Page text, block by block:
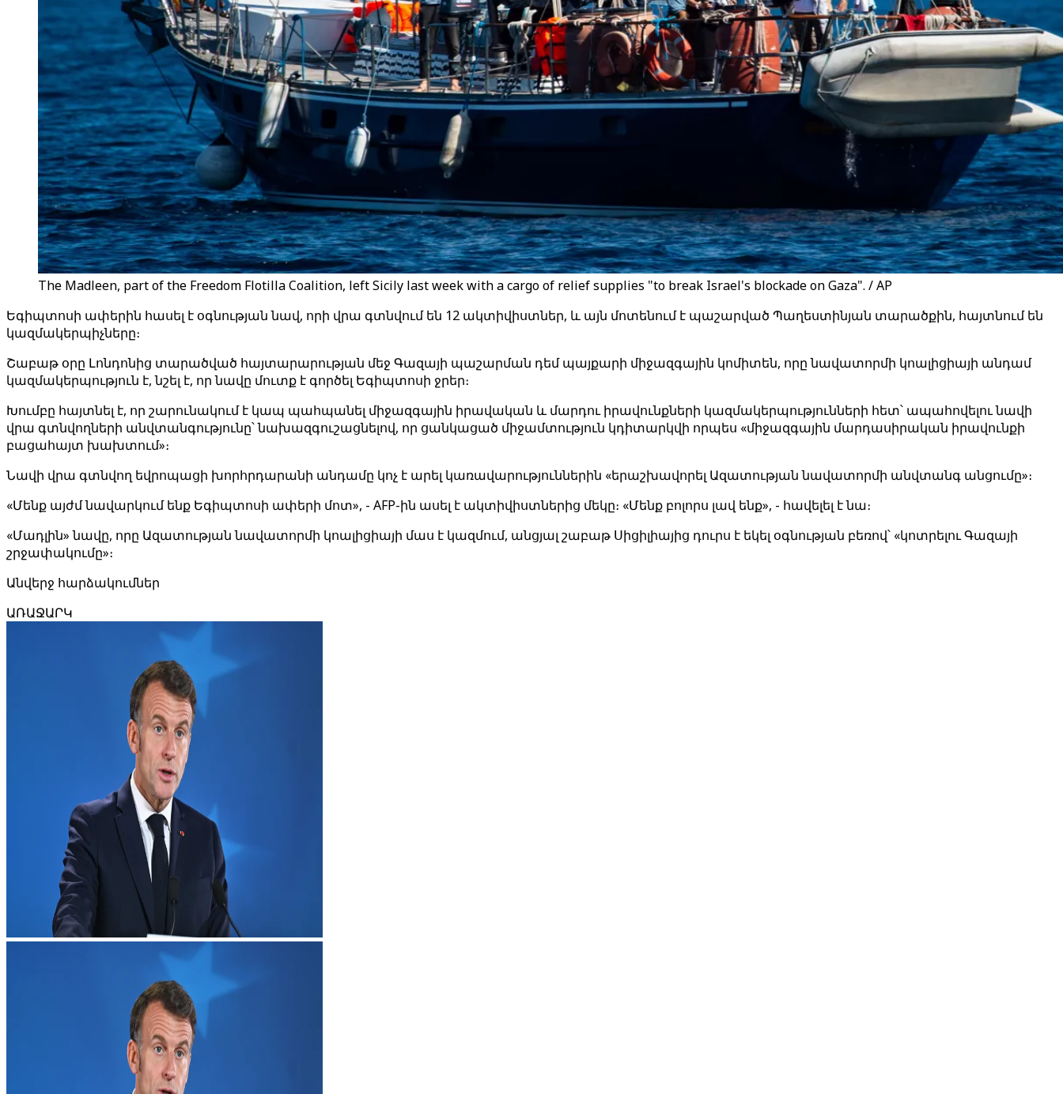
The Madleen, part of the Freedom Flotilla Coalition, left Sicily last week with a cargo of relief supplies "to break Israel's blockade on Gaza". / AP
Եգիպտոսի ափերին հասել է օգնության նավ, որի վրա գտնվում են 12 ակտիվիստներ, և այն մոտենում է պաշարված Պաղեստինյան տարածքին, հայտնում են
կազմակերպիչները։
Շաբաթ օրը Լոնդոնից տարածված հայտարարության մեջ Գազայի պաշարման դեմ պայքարի միջազգային կոմիտեն, որը նավատորմի կոալիցիայի անդամ
կազմակերպություն է, նշել է, որ նավը մուտք է գործել Եգիպտոսի ջրեր։
Խումբը հայտնել է, որ շարունակում է կապ պահպանել միջազգային իրավական և մարդու իրավունքների կազմակերպությունների հետ՝ ապահովելու նավի
վրա գտնվողների անվտանգությունը՝ նախազգուշացնելով, որ ցանկացած միջամտություն կդիտարկվի որպես «միջազգային մարդասիրական իրավունքի
բացահայտ խախտում»։
Նավի վրա գտնվող եվրոպացի խորհրդարանի անդամը կոչ է արել կառավարություններին «երաշխավորել Ազատության նավատորմի անվտանգ անցումը»։
«Մենք այժմ նավարկում ենք Եգիպտոսի ափերի մոտ», - AFP-ին ասել է ակտիվիստներից մեկը։ «Մենք բոլորս լավ ենք», - հավելել է նա։
«Մադլին» նավը, որը Ազատության նավատորմի կոալիցիայի մաս է կազմում, անցյալ շաբաթ Սիցիլիայից դուրս է եկել օգնության բեռով՝ «կոտրելու Գազայի
շրջափակումը»։
Անվերջ հարձակումներ
ԱՌԱՋԱՐԿ